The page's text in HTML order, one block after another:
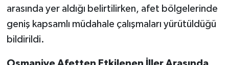
arasında yer aldığı belirtilirken, afet bölgelerinde
geniş kapsamlı müdahale çalışmaları yürütüldüğü
bildirildi.